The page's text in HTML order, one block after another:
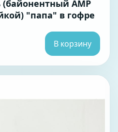
(байонентный АМР
"папа" в гофре
В корзину